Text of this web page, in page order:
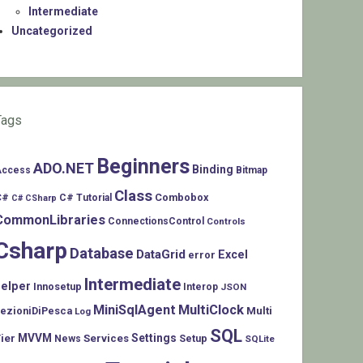
Intermediate
Uncategorized
ADO.NET Beginners Binding Bitmap
C# CSharp C# Tutorial Class Combobox
ConnectionsControl Controls
Database DataGrid error Excel
Innosetup Intermediate Interop JSON
Log MiniSqlAgent MultiClock Multi
MVVM News Services Settings Setup SQL SQLite